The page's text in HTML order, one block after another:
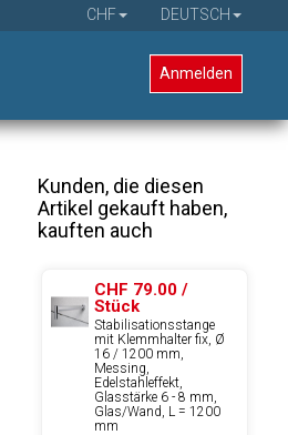
CHF DEUTSCH
Anmelden
Kunden, die diesen
Artikel gekauft haben,
kauften auch
CHF 79.00 /
Stück
Stabilisationsstange
mit Klemmhalter fix, Ø
16 / 1200 mm,
Messing,
Edelstahleffekt,
Glasstärke 6 - 8 mm,
Glas/Wand, L = 1200
mm